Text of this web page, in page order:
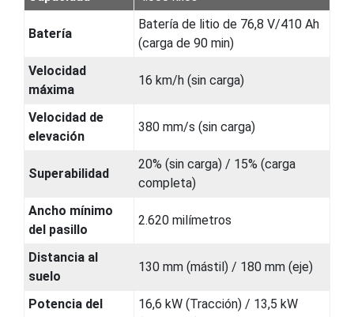
Batería
Batería de litio de 76,8 V/410 Ah
(carga de 90 min)
Velocidad
máxima
16 km/h (sin carga)
Velocidad de
elevación
380 mm/s (sin carga)
Superabilidad
20% (sin carga) / 15% (carga
completa)
Ancho mínimo
del pasillo
2.620 milímetros
Distancia al
suelo
130 mm (mástil) / 180 mm (eje)
Potencia del
16,6 kW (Tracción) / 13,5 kW